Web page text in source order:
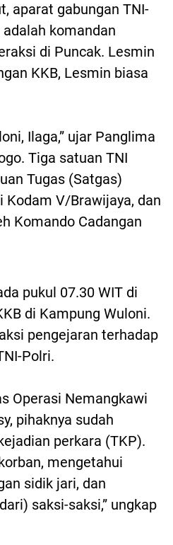
aparat gabungan TNI-
komandan
di Puncak. Lesmin
KKB, Lesmin biasa
Ilaga,” ujar Panglima
Tiga satuan TNI
Tugas (Satgas)
Kodam V/Brawijaya, dan
Komando Cadangan
pukul 07.30 WIT di
di Kampung Wuloni.
pengejaran terhadap
Polri.
Operasi Nemangkawi
pihaknya sudah
perkara (TKP).
mengetahui
sidik jari, dan
saksi-saksi,” ungkap